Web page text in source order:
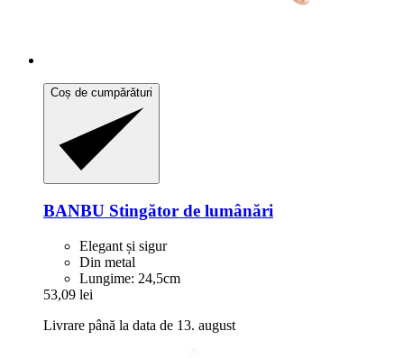
Coș de cumpărături
BANBU Stingător de lumânări
Elegant și sigur
Din metal
Lungime: 24,5cm
53,09 lei
Livrare până la data de 13. august